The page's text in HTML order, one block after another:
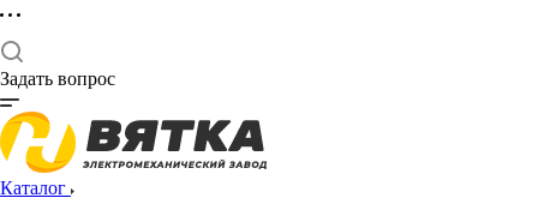
Задать вопрос
Каталог